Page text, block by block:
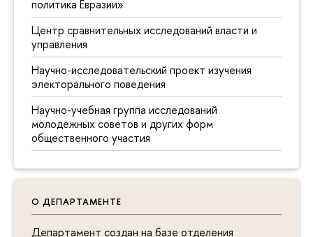
политика Евразии»
Центр сравнительных исследований власти и
управления
Научно-исследовательский проект изучения
электорального поведения
Научно-учебная группа исследований
молодежных советов и других форм
общественного участия
О ДЕПАРТАМЕНТЕ
Департамент создан на базе отделения